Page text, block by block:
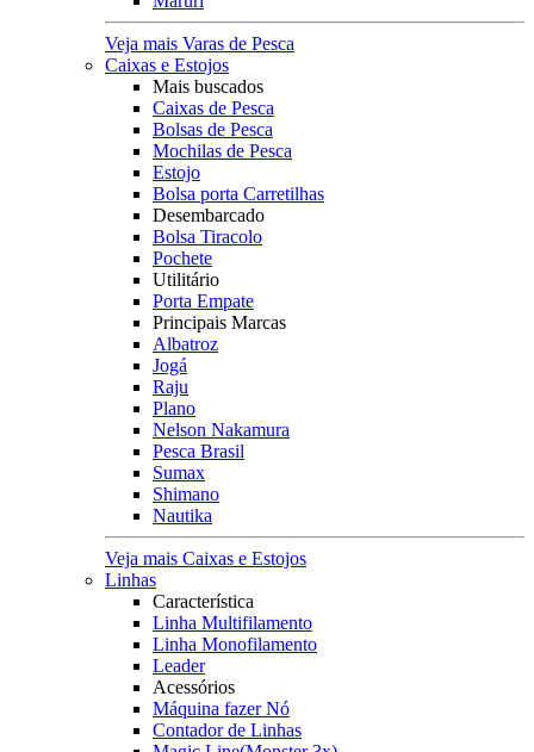
Veja mais Varas de Pesca
Caixas e Estojos
Mais buscados
Caixas de Pesca
Bolsas de Pesca
Mochilas de Pesca
Estojo
Bolsa porta Carretilhas
Desembarcado
Bolsa Tiracolo
Pochete
Utilitário
Porta Empate
Principais Marcas
Albatroz
Jogá
Raju
Plano
Nelson Nakamura
Pesca Brasil
Sumax
Shimano
Nautika
Veja mais Caixas e Estojos
Linhas
Característica
Linha Multifilamento
Linha Monofilamento
Leader
Acessórios
Máquina fazer Nó
Contador de Linhas